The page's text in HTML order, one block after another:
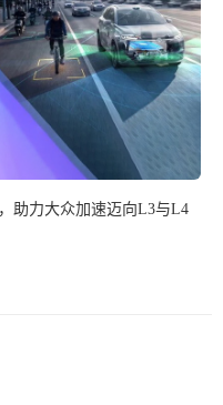
助力大众加速迈向L3与L4